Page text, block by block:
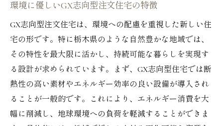
環境に優しいGX志向型注文住宅の特徴
GX志向型注文住宅は、環境への配慮を重視した新しい住
宅の形です。特に栃木県のような自然豊かな地域では、
その特性を最大限に活かし、持続可能な暮らしを実現す
る設計が求められています。まず、GX志向型住宅では断
熱性の高い素材やエネルギー効率の良い設備が導入され
ることが一般的です。これにより、エネルギー消費を大
幅に削減し、地球環境への負荷を軽減することができま